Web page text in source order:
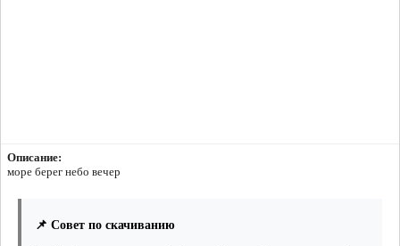
Описание:
море берег небо вечер
📌 Совет по скачиванию